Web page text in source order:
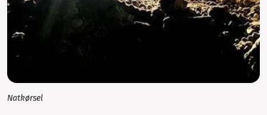
Natkørsel